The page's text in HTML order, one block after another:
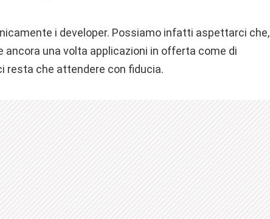
i developer. Possiamo infatti aspettarci che,
ancora una volta applicazioni in offerta come di
resta che attendere con fiducia.